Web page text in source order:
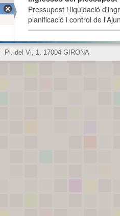
Pressupost i liquidació
planificació i control de
Pl. del Vi, 1. 17004 GIRONA